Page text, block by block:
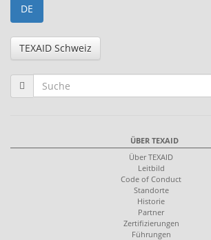
DE
TEXAID Schweiz
ÜBER TEXAID
Über TEXAID
Leitbild
Code of Conduct
Standorte
Historie
Partner
Zertifizierungen
Führungen